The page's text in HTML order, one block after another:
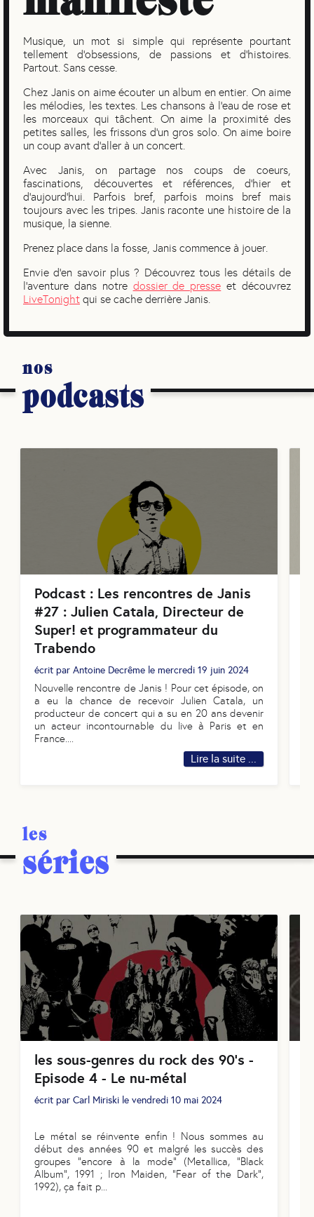
Musique, un mot si simple qui représente pourtant
tellement d'obsessions, de passions et d’histoires.
Partout. Sans cesse.
Chez Janis on aime écouter un album en entier. On aime
les mélodies, les textes. Les chansons à l’eau de rose et
les morceaux qui tâchent. On aime la proximité des
petites salles, les frissons d’un gros solo. On aime boire
un coup avant d’aller à un concert.
Avec Janis, on partage nos coups de coeurs,
fascinations, découvertes et références, d’hier et
d’aujourd’hui. Parfois bref, parfois moins bref mais
toujours avec les tripes. Janis raconte une histoire de la
musique, la sienne.
Prenez place dans la fosse, Janis commence à jouer.
Envie d'en savoir plus ? Découvrez tous les détails de
l'aventure dans notre dossier de presse et découvrez
LiveTonight qui se cache derrière Janis.
nos
podcasts
Podcast : Les rencontres de Janis
#27 : Julien Catala, Directeur de
Super! et programmateur du
Trabendo
écrit parAntoine Decrême lemercredi 19 juin 2024
Nouvelle rencontre de Janis ! Pour cet épisode, on
a eu la chance de recevoir Julien Catala, un
producteur de concert qui a su en 20 ans devenir
un acteur incontournable du live à Paris et en
France....
Lire la suite ...
les
séries
les sous-genres du rock des 90's -
Episode 4 - Le nu-métal
écrit parCarl Miriski levendredi 10 mai 2024
Le métal se réinvente enfin ! Nous sommes au
début des années 90 et malgré les succès des
groupes "encore à la mode" (Metallica, "Black
Album", 1991 ; Iron Maiden, "Fear of the Dark",
1992), ça fait p...